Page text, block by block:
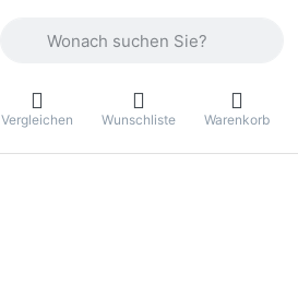
Vergleichen Wunschliste Warenkorb